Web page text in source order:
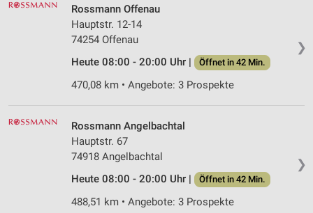
❯
Rossmann Offenau
Hauptstr. 12-14
74254 Offenau
Heute 08:00 - 20:00 Uhr |
Öffnet in 42 Min.
470,08 km • Angebote: 3 Prospekte
❯
Rossmann Angelbachtal
Hauptstr. 67
74918 Angelbachtal
Heute 08:00 - 20:00 Uhr |
Öffnet in 42 Min.
488,51 km • Angebote: 3 Prospekte